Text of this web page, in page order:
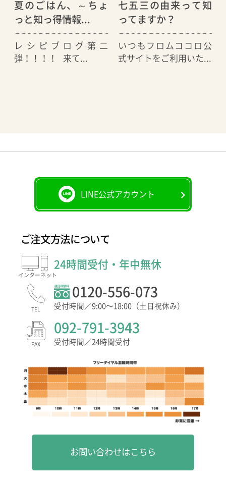
夏のごはん、～ちょ
っと知っ得情報...
レシピブログ第二
弾！！！！ 来て...
七五三の由来って知
ってますか？
いつもフロムココロ公
式サイトをご利用いた...
LINE公式アカウント
ご注文方法について
インター ネット
24時間受付・年中無休
TEL
0120-556-073
受付時間／9:00〜18:00（土日祝休み）
FAX
092-791-3943
受付時間／24時間受付
お問い合わせはこちら